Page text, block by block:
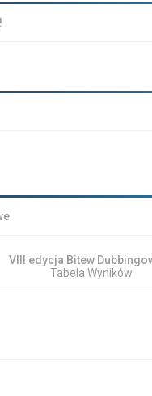
VIII edycja Bitew
Tabela Wyników